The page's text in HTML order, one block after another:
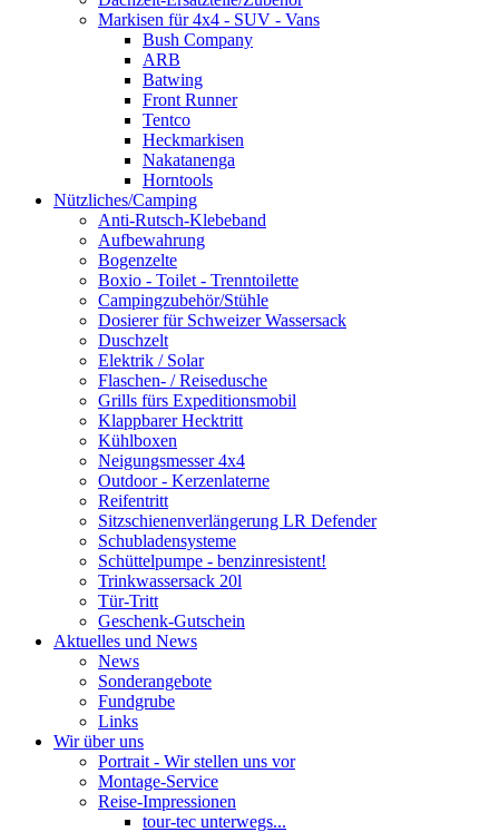
Markisen für 4x4 - SUV - Vans
Bush Company
ARB
Batwing
Front Runner
Tentco
Heckmarkisen
Nakatanenga
Horntools
Nützliches/Camping
Anti-Rutsch-Klebeband
Aufbewahrung
Bogenzelte
Boxio - Toilet - Trenntoilette
Campingzubehör/Stühle
Dosierer für Schweizer Wassersack
Duschzelt
Elektrik / Solar
Flaschen- / Reisedusche
Grills fürs Expeditionsmobil
Klappbarer Hecktritt
Kühlboxen
Neigungsmesser 4x4
Outdoor - Kerzenlaterne
Reifentritt
Sitzschienenverlängerung LR Defender
Schubladensysteme
Schüttelpumpe - benzinresistent!
Trinkwassersack 20l
Tür-Tritt
Geschenk-Gutschein
Aktuelles und News
News
Sonderangebote
Fundgrube
Links
Wir über uns
Portrait - Wir stellen uns vor
Montage-Service
Reise-Impressionen
tour-tec unterwegs...